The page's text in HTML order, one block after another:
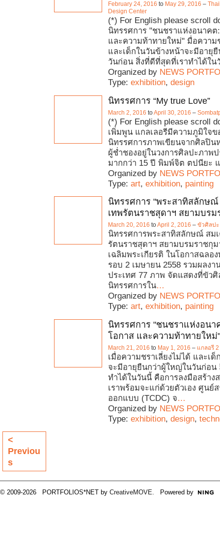
February 24, 2016 to May 29, 2016 –
Design Center
(*) For English please scroll
นิทรรศการ "ชนชราแห่งอนาคต
และความท้าทายใหม่" มื่อความ
และเด็กในวันข้างหน้าจะมีอายุ
วันก่อน สิ่งที่ดีที่สุดที่เราทำได้ใน
Organized by NEWS
Type: exhibition, design
นิทรรศการ “My true Love”
March 2, 2016 toApril 30, 2016 –
(*) For English please scroll
เพิ่มพูน แกลเลอรีมีความภูมิใจข
นิทรรศการภาพเขียนจากศิลปิน
ผู้ช่ำชองอยู่ในวงการศิลปะภาพ
มากกว่า 15 ปี พิมพ์จิต ตปนียะ
Organized by NEWS
Type: art, exhibition, painting
นิทรรศการ "พระสาทิสลักษณ์
เทพรัตนราชสุดาฯ สยามบรม
March 20, 2016 toApril 2, 2016 – ขัวศิลปะ
นิทรรศการพระสาทิสลักษณ์ สม
รัตนราชสุดาฯ สยามบรมราชกุม
เฉลิมพระเกียรติ ในโอกาสฉลอ
รอบ 2 เมษายน 2558 รวมผลง
ประเทศ 77 ภาพ จัดแสดงที่ขัวศิ
นิทรรศการใน…
Organized by NEWS
Type: art, exhibition, painting
นิทรรศการ "ชนชราแห่งอนา
โอกาส และความท้าทายใหม่"
March 21, 2016 to May 1, 2016 – แกลอรี
เมื่อความชราเลี่ยงไม่ได้ และเ
จะมีอายุยืนกว่าผู้ใหญ่ในวันก่อน
ทำได้ในวันนี้ คือการลงมือสร้าง
เราพร้อมจะแก่ด้วยตัวเอง ศูนย์
ออกแบบ (TCDC) จ…
Organized by NEWS
Type: exhibition, design,
<
Previou
s
© 2009-2026 PORTFOLIOS*NET by CreativeMOVE. Powered by